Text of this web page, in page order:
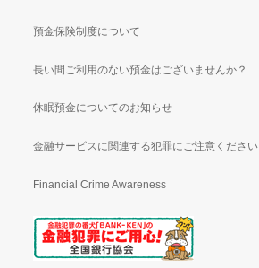
預金保険制度について
長い間ご利用のない預金はございませんか？
休眠預金についてのお知らせ
金融サービスに関連する犯罪にご注意ください
Financial Crime Awareness